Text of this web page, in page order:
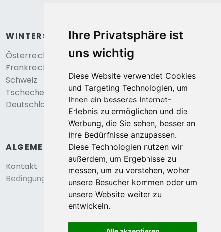
Ihre Privatsphäre ist
uns wichtig
Diese Website verwendet Cookies
und Targeting Technologien, um
Ihnen ein besseres Internet-
Erlebnis zu ermöglichen und die
Werbung, die Sie sehen, besser an
Ihre Bedürfnisse anzupassen.
Diese Technologien nutzen wir
außerdem, um Ergebnisse zu
messen, um zu verstehen, woher
unsere Besucher kommen oder um
unsere Website weiter zu
entwickeln.
WINTERSPORT
Österreich
Frankreich
Schweiz
Tschechei
Deutschland
ALGEMEIN
Kontakt
Bedingungen und konditionen